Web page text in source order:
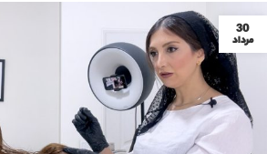
30
مرداد